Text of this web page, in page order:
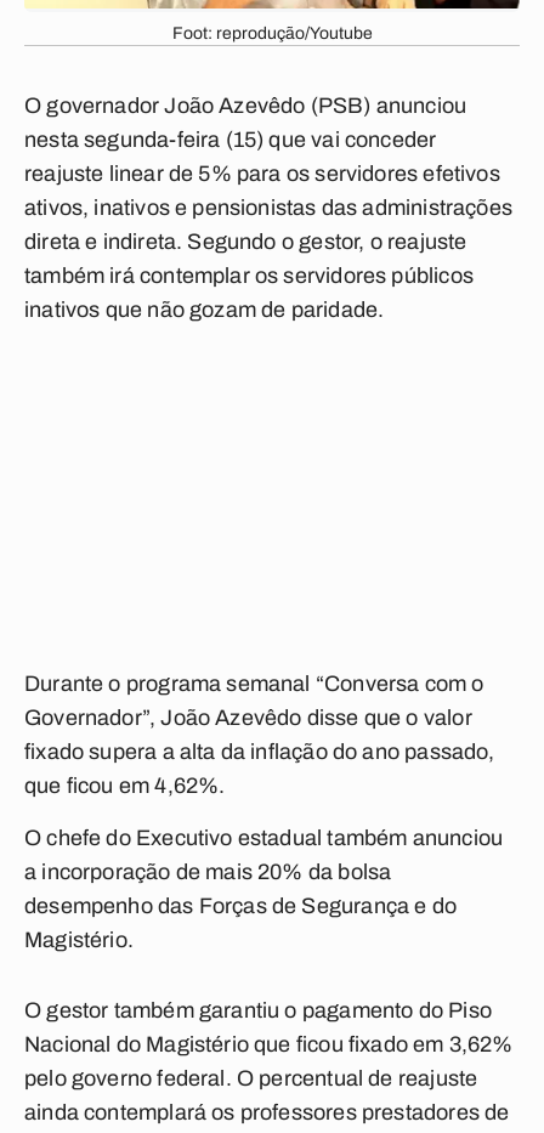
Foot: reprodução/Youtube
O governador João Azevêdo (PSB) anunciou
nesta segunda-feira (15) que vai conceder
reajuste linear de 5% para os servidores efetivos
ativos, inativos e pensionistas das administrações
direta e indireta. Segundo o gestor, o reajuste
também irá contemplar os servidores públicos
inativos que não gozam de paridade.
Durante o programa semanal “Conversa com o
Governador”, João Azevêdo disse que o valor
fixado supera a alta da inflação do ano passado,
que ficou em 4,62%.
O chefe do Executivo estadual também anunciou
a incorporação de mais 20% da bolsa
desempenho das Forças de Segurança e do
Magistério.
O gestor também garantiu o pagamento do Piso
Nacional do Magistério que ficou fixado em 3,62%
pelo governo federal. O percentual de reajuste
ainda contemplará os professores prestadores de